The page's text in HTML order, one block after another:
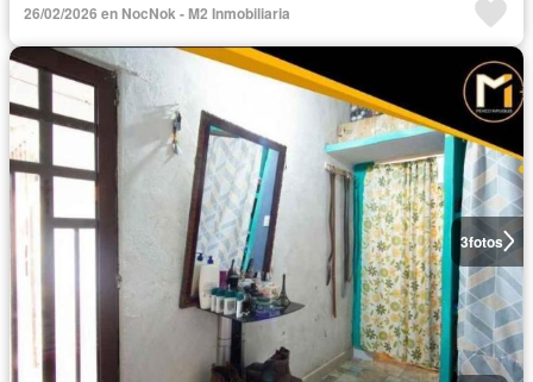
26/02/2026 en NocNok - M2 Inmobiliaria
3fotos